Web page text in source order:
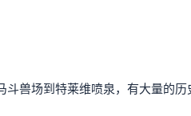
兽场到特莱维喷泉，有大量的